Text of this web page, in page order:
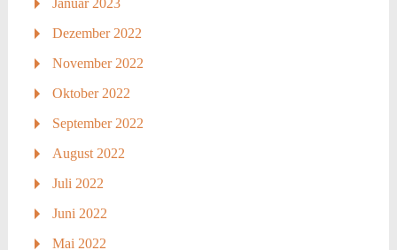
Dezember 2022
November 2022
Oktober 2022
September 2022
August 2022
Juli 2022
Juni 2022
Mai 2022